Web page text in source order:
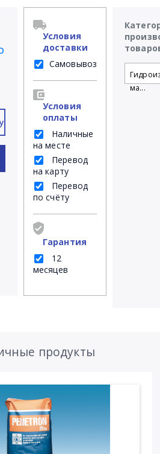
Условия
доставки
Самовывоз
Условия
оплаты
Наличные
на месте
Перевод
на карту
Перевод
по счёту
Гарантия
12
месяцев
ма...
продукты